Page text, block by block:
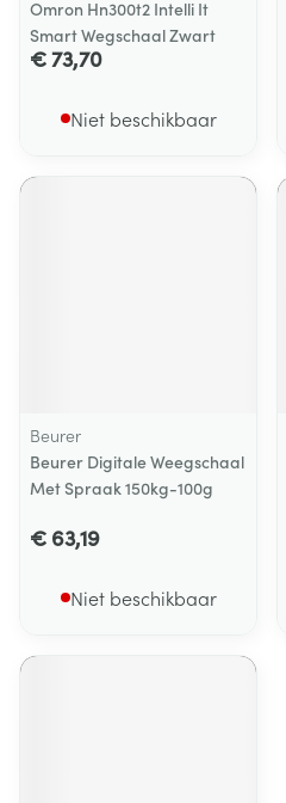
Omron Hn300t2 Intelli It
Smart Wegschaal Zwart
€ 73,70
Niet beschikbaar
Beurer
Beurer Digitale Weegschaal
Met Spraak 150kg-100g
€ 63,19
Niet beschikbaar